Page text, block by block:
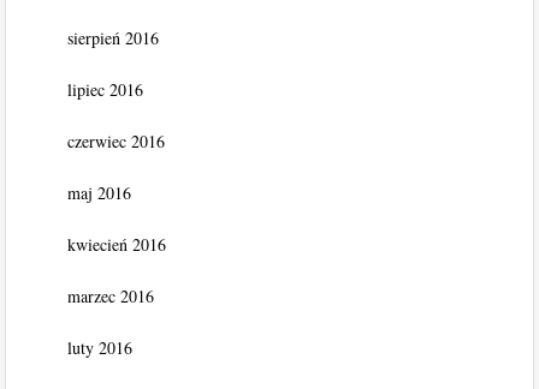
sierpień 2016
lipiec 2016
czerwiec 2016
maj 2016
kwiecień 2016
marzec 2016
luty 2016